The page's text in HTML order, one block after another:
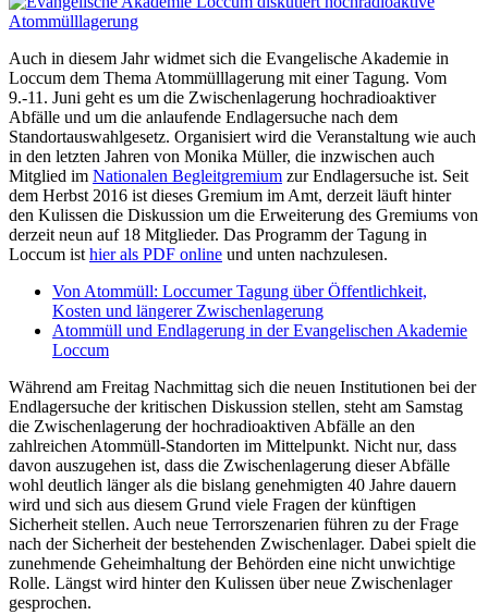
Auch in diesem Jahr widmet sich die Evangelische Akademie in
Loccum dem Thema Atommülllagerung mit einer Tagung. Vom
9.-11. Juni geht es um die Zwischenlagerung hochradioaktiver
Abfälle und um die anlaufende Endlagersuche nach dem
Standortauswahlgesetz. Organisiert wird die Veranstaltung wie auch
in den letzten Jahren von Monika Müller, die inzwischen auch
Mitglied im Nationalen Begleitgremium zur Endlagersuche ist. Seit
dem Herbst 2016 ist dieses Gremium im Amt, derzeit läuft hinter
den Kulissen die Diskussion um die Erweiterung des Gremiums von
derzeit neun auf 18 Mitglieder. Das Programm der Tagung in
Loccum isthier als PDF online und unten nachzulesen.
Von Atommüll: Loccumer Tagung über Öffentlichkeit,
Kosten und längerer Zwischenlagerung
Atommüll und Endlagerung in der Evangelischen Akademie
Loccum
Während am Freitag Nachmittag sich die neuen Institutionen bei der
Endlagersuche der kritischen Diskussion stellen, steht am Samstag
die Zwischenlagerung der hochradioaktiven Abfälle an den
zahlreichen Atommüll-Standorten im Mittelpunkt. Nicht nur, dass
davon auszugehen ist, dass die Zwischenlagerung dieser Abfälle
wohl deutlich länger als die bislang genehmigten 40 Jahre dauern
wird und sich aus diesem Grund viele Fragen der künftigen
Sicherheit stellen. Auch neue Terrorszenarien führen zu der Frage
nach der Sicherheit der bestehenden Zwischenlager. Dabei spielt die
zunehmende Geheimhaltung der Behörden eine nicht unwichtige
Rolle. Längst wird hinter den Kulissen über neue Zwischenlager
gesprochen.